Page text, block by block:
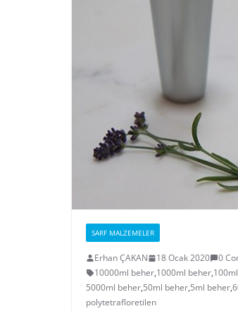
SARF MALZEMELER
Erhan ÇAKAN 18 Ocak 2020
0
10000ml beher,1000ml beher,
5000ml beher,50ml beher,5ml beher,
polytetrafloretilen